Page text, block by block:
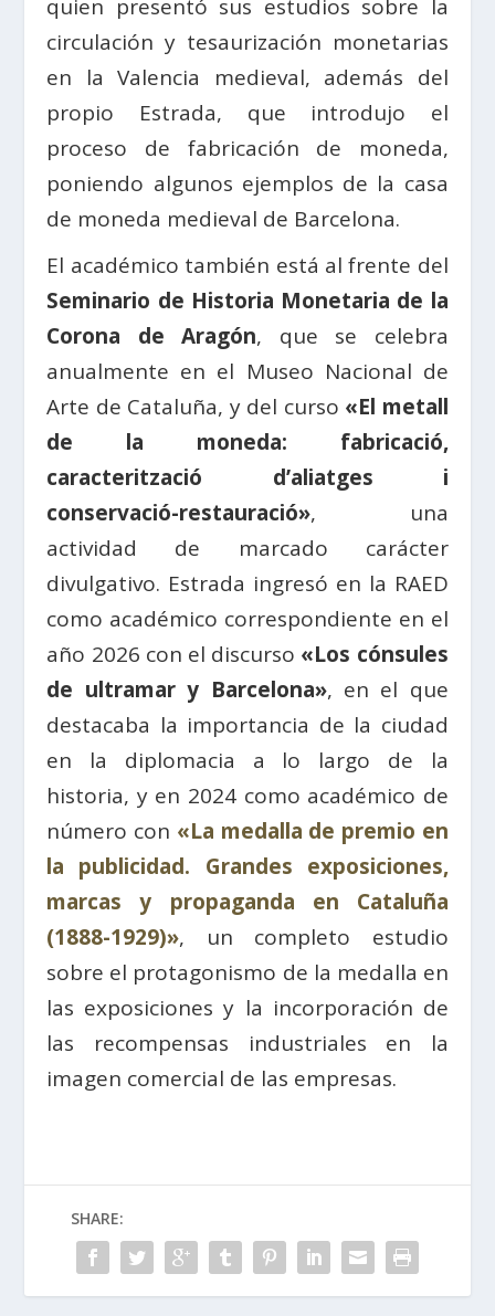
quien presentó sus estudios sobre la
circulación y tesaurización monetarias
en la Valencia medieval, además del
propio Estrada, que introdujo el
proceso de fabricación de moneda,
poniendo algunos ejemplos de la casa
de moneda medieval de Barcelona.
El académico también está al frente del
Seminario de Historia Monetaria de la
Corona de Aragón, que se celebra
anualmente en el Museo Nacional de
Arte de Cataluña, y del curso «El metall
de la moneda: fabricació,
caracterització d’aliatges i
conservació-restauració», una
actividad de marcado carácter
divulgativo. Estrada ingresó en la RAED
como académico correspondiente en el
año 2026 con el discurso «Los cónsules
de ultramar y Barcelona», en el que
destacaba la importancia de la ciudad
en la diplomacia a lo largo de la
historia, y en 2024 como académico de
número con «La medalla de premio en
la publicidad. Grandes exposiciones,
marcas y propaganda en Cataluña
(1888-1929)», un completo estudio
sobre el protagonismo de la medalla en
las exposiciones y la incorporación de
las recompensas industriales en la
imagen comercial de las empresas.
SHARE: